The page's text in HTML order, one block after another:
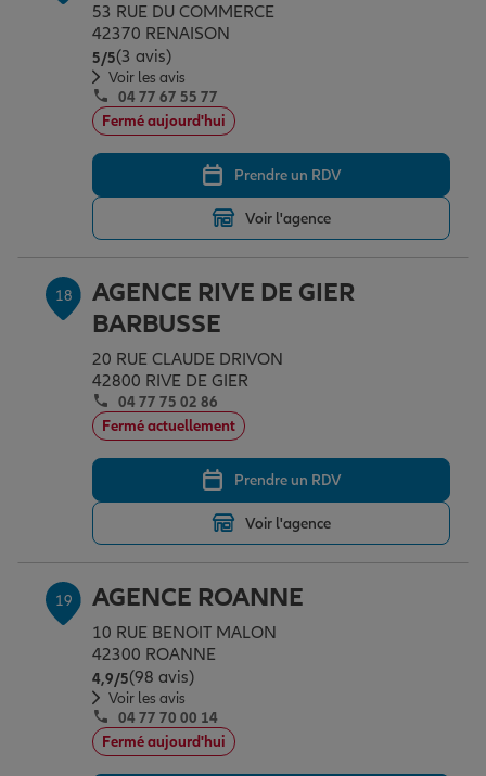
53 RUE DU COMMERCE
42370 RENAISON
5/5Note de 5 sur 5
(3 avis)
Voir les avis
04 77 67 55 77
Fermé aujourd'hui
Prendre un RDV
Voir l'agence
18
AGENCE RIVE DE GIER
BARBUSSE
20 RUE CLAUDE DRIVON
42800 RIVE DE GIER
04 77 75 02 86
Fermé actuellement
Prendre un RDV
Voir l'agence
19 AGENCE ROANNE
10 RUE BENOIT MALON
42300 ROANNE
4,9/5Note de 4.9 sur 5
(98 avis)
Voir les avis
04 77 70 00 14
Fermé aujourd'hui